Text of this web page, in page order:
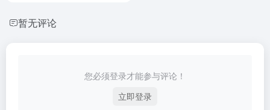
暂无评论
您必须登录才能参与评论！
立即登录